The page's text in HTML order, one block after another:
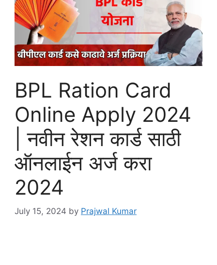
BPL Ration Card
Online Apply 2024
| नवीन रेशन कार्ड साठी
ऑनलाईन अर्ज करा
2024
July 15, 2024 by Prajwal Kumar